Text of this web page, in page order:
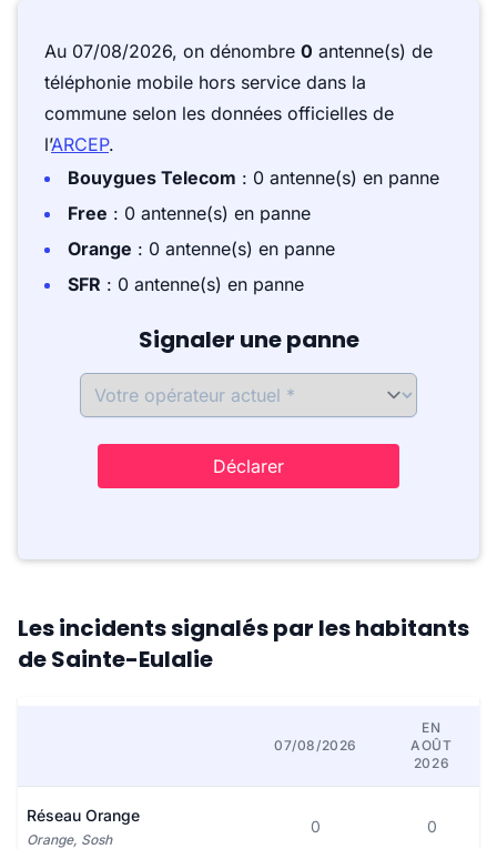
Au 07/08/2026, on dénombre 0 antenne(s) de
téléphonie mobile hors service dans la
commune selon les données officielles de
l’ARCEP.
Bouygues Telecom : 0 antenne(s) en panne
Free : 0 antenne(s) en panne
Orange : 0 antenne(s) en panne
SFR : 0 antenne(s) en panne
Signaler une panne
Déclarer
Les incidents signalés par les habitants
de Sainte-Eulalie
07/08/2026
EN
AOÛT
2026
Réseau Orange
Orange, Sosh
0 0